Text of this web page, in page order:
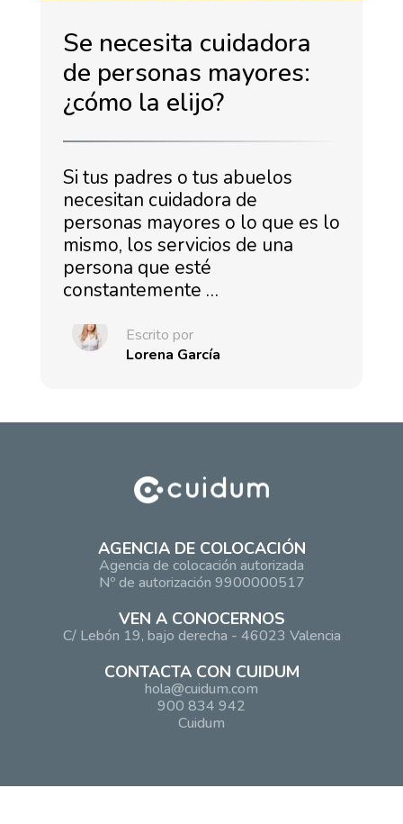
Se necesita cuidadora
de personas mayores:
¿cómo la elijo?
Si tus padres o tus abuelos
necesitan cuidadora de
personas mayores o lo que es lo
mismo, los servicios de una
persona que esté
constantemente …
Escrito por
Lorena García
AGENCIA DE COLOCACIÓN
Agencia de colocación autorizada
Nº de autorización 9900000517
VEN A CONOCERNOS
C/ Lebón 19, bajo derecha - 46023 Valencia
CONTACTA CON CUIDUM
hola@cuidum.com
900 834 942
Cuidum